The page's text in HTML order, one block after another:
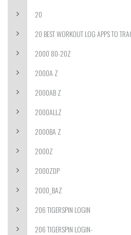
20
20 BEST WORKOUT LOG APPS TO
2000 80-20Z
2000A Z
2000AB Z
2000ALLZ
2000BA Z
2000Z
2000ZDP
2000_BAZ
206 TIGERSPIN LOGIN
206 TIGERSPIN LOGIN-